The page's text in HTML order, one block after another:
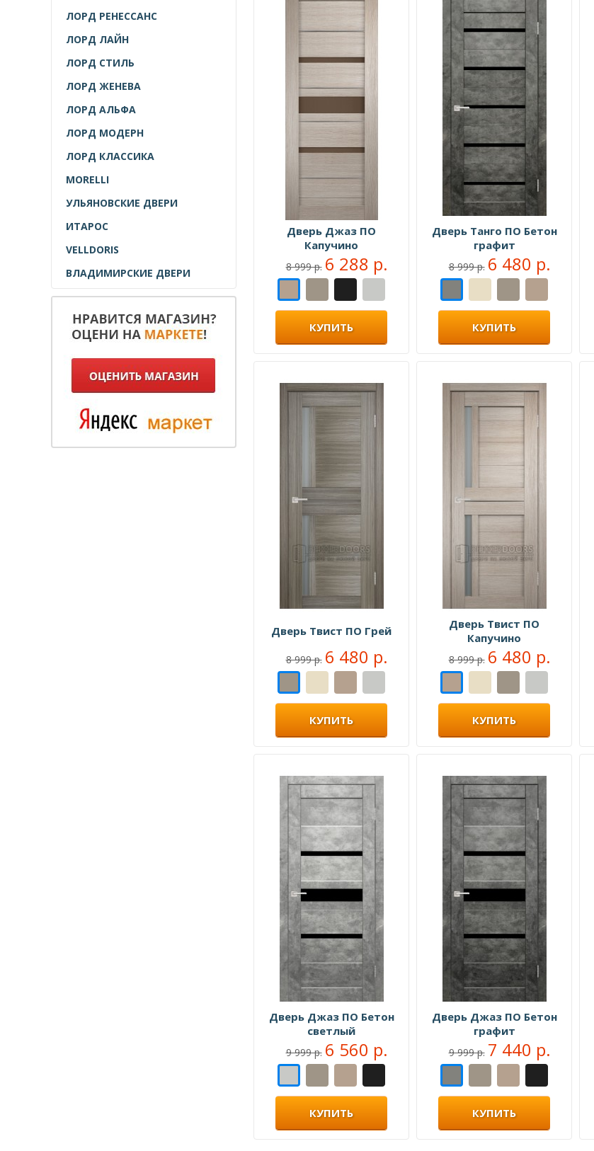
ЛОРД РЕНЕССАНС
ЛОРД ЛАЙН
ЛОРД СТИЛЬ
ЛОРД ЖЕНЕВА
ЛОРД АЛЬФА
ЛОРД МОДЕРН
ЛОРД КЛАССИКА
MORELLI
УЛЬЯНОВСКИЕ ДВЕРИ
ИТАРОС
VELLDORIS
ВЛАДИМИРСКИЕ ДВЕРИ
Дверь Джаз ПО
Капучино
8 999 р. 6 288 р.
КУПИТЬ
Дверь Танго ПО Бетон
графит
8 999 р. 6 480 р.
КУПИТЬ
Дверь Твист ПО Грей
8 999 р. 6 480 р.
КУПИТЬ
Дверь Твист ПО
Капучино
8 999 р. 6 480 р.
КУПИТЬ
Дверь Джаз ПО Бетон
светлый
9 999 р. 6 560 р.
КУПИТЬ
Дверь Джаз ПО Бетон
графит
9 999 р. 7 440 р.
КУПИТЬ